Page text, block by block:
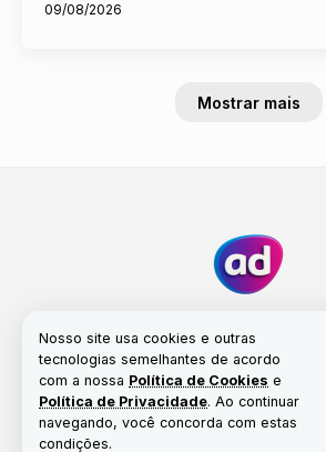
Nosso site usa cookies e outras
tecnologias semelhantes de acordo
com a nossa Política de Cookies e
Política de Privacidade. Ao continuar
navegando, você concorda com estas
condições.
09/08/2026
Mostrar mais
Fale conosco Nossa história
Política de Cookies